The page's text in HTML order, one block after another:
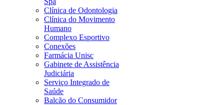
Clínica de Odontologia
Clínica do Movimento
Humano
Complexo Esportivo
Conexões
Farmácia Unisc
Gabinete de Assistência
Judiciária
Serviço Integrado de
Saúde
Balcão do Consumidor